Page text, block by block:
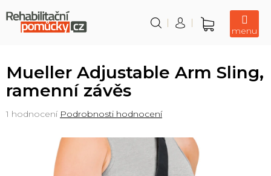
na
obsah
Nákupní
Mueller Adjustable Arm Sling,
ramenní závěs
Průměrné
1 hodnocení Podrobnosti hodnocení